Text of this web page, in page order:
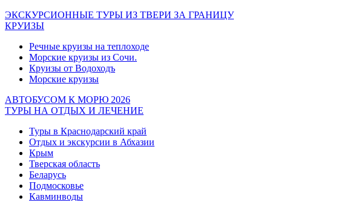
ЭКСКУРСИОННЫЕ ТУРЫ ИЗ ТВЕРИ ЗА ГРАНИЦУ
КРУИЗЫ
Речные круизы на теплоходе
Морские круизы из Сочи.
Круизы от Водоходъ
Морские круизы
АВТОБУСОМ К МОРЮ 2026
ТУРЫ НА ОТДЫХ И ЛЕЧЕНИЕ
Туры в Краснодарский край
Отдых и экскурсии в Абхазии
Крым
Тверская область
Беларусь
Подмосковье
Кавминводы